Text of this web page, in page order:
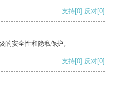
支持[0] 反对[0]
的安全性和隐私保护。
支持[0] 反对[0]